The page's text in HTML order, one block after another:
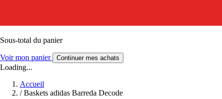
Sous-total du panier
Voir mon panier Continuer mes achats
Loading...
Accueil
/ Baskets adidas Barreda Decode